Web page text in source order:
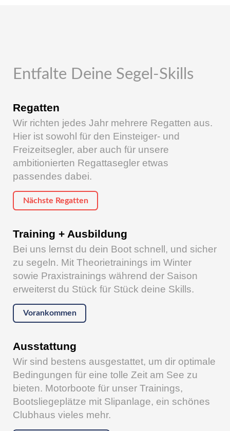
Entfalte Deine Segel-Skills
Regatten
Wir richten jedes Jahr mehrere Regatten aus.
Hier ist sowohl für den Einsteiger- und
Freizeitsegler, aber auch für unsere
ambitionierten Regattasegler etwas
passendes dabei.
Nächste Regatten
Training + Ausbildung
Bei uns lernst du dein Boot schnell, und sicher
zu segeln. Mit Theorietrainings im Winter
sowie Praxistrainings während der Saison
erweiterst du Stück für Stück deine Skills.
Vorankommen
Ausstattung
Wir sind bestens ausgestattet, um dir optimale
Bedingungen für eine tolle Zeit am See zu
bieten. Motorboote für unser Trainings,
Bootsliegeplätze mit Slipanlage, ein schönes
Clubhaus vieles mehr.